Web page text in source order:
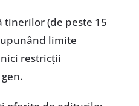
tinerilor (de peste 15
limite
restricții